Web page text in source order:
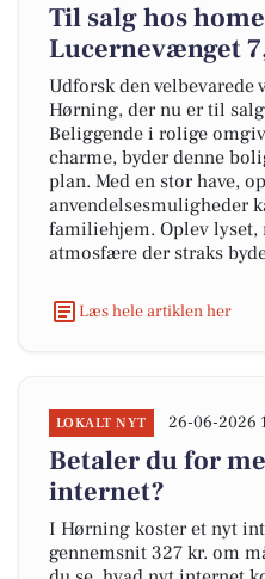
Til salg hos
Lucernevænget
Udforsk den
Hørning, der nu er til
Beliggende i rolige
charme, byder denne
plan. Med en stor have,
anvendelsesmuligheder
familiehjem. Oplev lyset,
atmosfære der straks
Læs hele artiklen her
LOKALT NYT 26-06-2026
Betaler du for
internet?
I Hørning koster et nyt
gennemsnit 327 kr. om